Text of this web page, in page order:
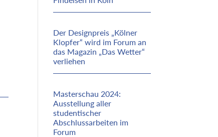
Der Designpreis „Kölner
Klopfer“ wird im Forum an
das Magazin „Das Wetter“
verliehen
Masterschau 2024:
Ausstellung aller
studentischer
Abschlussarbeiten im
Forum